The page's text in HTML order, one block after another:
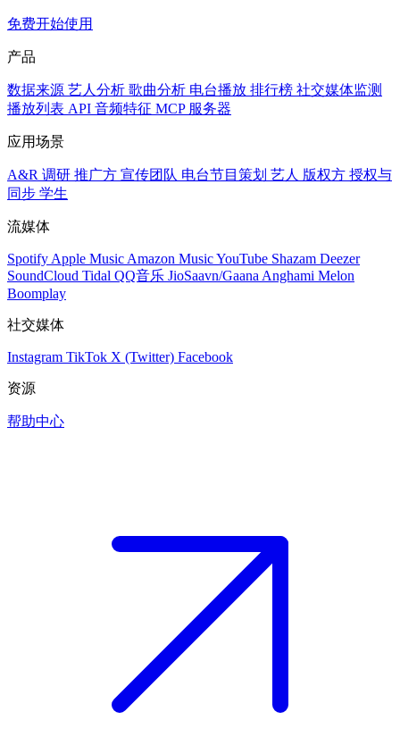
免费开始使用
产品
数据来源 艺人分析 歌曲分析 电台播放 排行榜 社交媒体监测
播放列表 API 音频特征 MCP 服务器
应用场景
A&R 调研 推广方 宣传团队 电台节目策划 艺人 版权方 授权与
同步 学生
流媒体
Spotify Apple Music Amazon MusicYouTube Shazam Deezer
SoundCloud Tidal QQ音乐 JioSaavn/Gaana Anghami Melon
Boomplay
社交媒体
Instagram TikTok X (Twitter) Facebook
资源
帮助中心